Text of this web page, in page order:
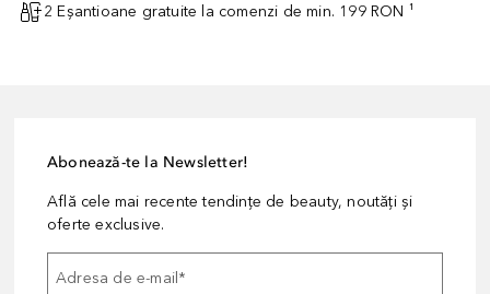
2 Eșantioane gratuite la comenzi de min. 199 RON ¹
Abonează-te la Newsletter!
Află cele mai recente tendințe de beauty, noutăți și
oferte exclusive.
Adresa de e-mail*